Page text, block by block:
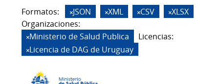
Formatos: JSON XML CSV
XLSX
Organizaciones:
Ministerio de Salud Publica
Licencias:
Licencia de DAG de Uruguay